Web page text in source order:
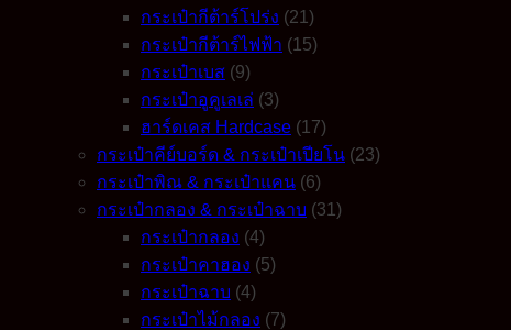
กระเป๋ากีต้าร์โปร่ง (21)
กระเป๋ากีต้าร์ไฟฟ้า (15)
กระเป๋าเบส (9)
กระเป๋าอูคูเลเล่ (3)
ฮาร์ดเคส Hardcase (17)
กระเป๋าคีย์บอร์ด & กระเป๋าเปียโน (23)
กระเป๋าพิณ & กระเป๋าแคน (6)
กระเป๋ากลอง & กระเป๋าฉาบ (31)
กระเป๋ากลอง (4)
กระเป๋าคาฮอง (5)
กระเป๋าฉาบ (4)
กระเป๋าไม้กลอง (7)